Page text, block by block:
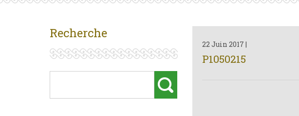
Recherche
22 Juin 2017 |
P1050215